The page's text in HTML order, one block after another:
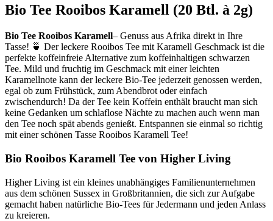
Bio Tee Rooibos Karamell (20 Btl. à 2g)
Bio Tee Rooibos Karamell– Genuss aus Afrika direkt in Ihre
Tasse! 🍵 Der leckere Rooibos Tee mit Karamell Geschmack ist die
perfekte koffeinfreie Alternative zum koffeinhaltigen schwarzen
Tee. Mild und fruchtig im Geschmack mit einer leichten
Karamellnote kann der leckere Bio-Tee jederzeit genossen werden,
egal ob zum Frühstück, zum Abendbrot oder einfach
zwischendurch! Da der Tee kein Koffein enthält braucht man sich
keine Gedanken um schlaflose Nächte zu machen auch wenn man
den Tee noch spät abends genießt. Entspannen sie einmal so richtig
mit einer schönen Tasse Rooibos Karamell Tee!
Bio Rooibos Karamell Tee von Higher Living
Higher Living ist ein kleines unabhängiges Familienunternehmen
aus dem schönen Sussex in Großbritannien, die sich zur Aufgabe
gemacht haben natürliche Bio-Tees für Jedermann und jeden Anlass
zu kreieren.